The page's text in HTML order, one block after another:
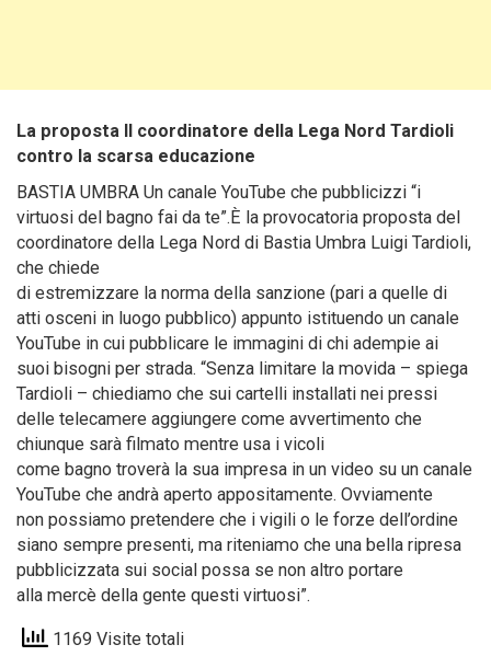
La proposta Il coordinatore della Lega Nord Tardioli
contro la scarsa educazione
BASTIA UMBRA Un canale YouTube che pubblicizzi “i
virtuosi del bagno fai da te”.È la provocatoria proposta del
coordinatore della Lega Nord di Bastia Umbra Luigi Tardioli,
che chiede
di estremizzare la norma della sanzione (pari a quelle di
atti osceni in luogo pubblico) appunto istituendo un canale
YouTube in cui pubblicare le immagini di chi adempie ai
suoi bisogni per strada. “Senza limitare la movida – spiega
Tardioli – chiediamo che sui cartelli installati nei pressi
delle telecamere aggiungere come avvertimento che
chiunque sarà filmato mentre usa i vicoli
come bagno troverà la sua impresa in un video su un canale
YouTube che andrà aperto appositamente. Ovviamente
non possiamo pretendere che i vigili o le forze dell’ordine
siano sempre presenti, ma riteniamo che una bella ripresa
pubblicizzata sui social possa se non altro portare
alla mercè della gente questi virtuosi”.
1169 Visite totali